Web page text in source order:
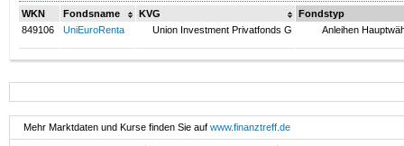
WKN Fondsname KVG
Fondstyp
849106
UniEuroRenta Union Investment Privatfonds G Anleihen
Mehr Marktdaten und Kurse finden Sie auf www.finanztreff.de